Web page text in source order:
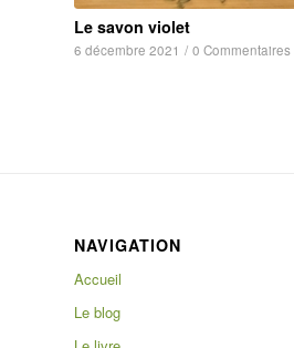
Le savon violet
6 décembre 2021 / 0 Commentaires
NAVIGATION
Accueil
Le blog